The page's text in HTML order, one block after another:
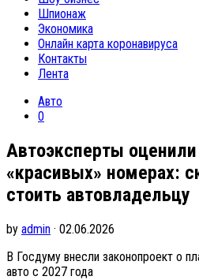
Шпионаж
Экономика
Онлайн карта коронавируса
Контакты
Лента
Авто
0
Автоэксперты оценили
«красивых» номерах:
стоить автовладельцу
by admin · 02.06.2026
В Госдуму внесли законопроект о
авто с 2027 года